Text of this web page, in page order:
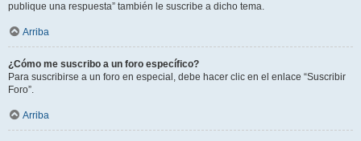
publique una respuesta” también le suscribe a dicho tema.
Arriba
¿Cómo me suscribo a un foro específico?
Para suscribirse a un foro en especial, debe hacer clic en el enlace “Suscribir
Foro”.
Arriba